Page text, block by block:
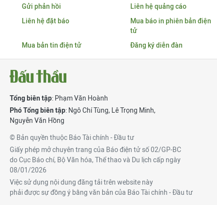
Gửi phản hồi
Liên hệ quảng cáo
Liên hệ đặt báo
Mua báo in phiên bản điện
tử
Mua bản tin điện tử
Đăng ký diễn đàn
Tổng biên tập: Phạm Văn Hoành
Phó Tổng biên tập: Ngô Chí Tùng, Lê Trọng Minh,
Nguyễn Văn Hồng
© Bản quyền thuộc Báo Tài chính - Đầu tư
Giấy phép mở chuyên trang của Báo điện tử số 02/GP-BC
do Cục Báo chí, Bộ Văn hóa, Thể thao và Du lịch cấp ngày
08/01/2026
Việc sử dụng nội dung đăng tải trên website này
phải được sự đồng ý bằng văn bản của Báo Tài chính - Đầu tư